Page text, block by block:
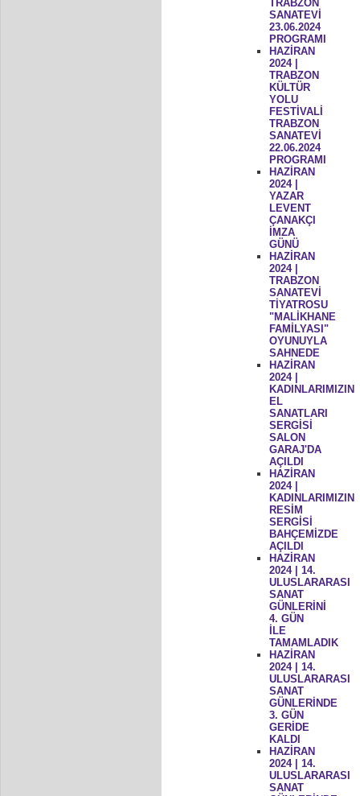
TRABZON
SANATEVİ
23.06.2024
PROGRAMI
HAZİRAN
2024 |
TRABZON
KÜLTÜR
YOLU
FESTİVALİ
TRABZON
SANATEVİ
22.06.2024
PROGRAMI
HAZİRAN
2024 |
YAZAR
LEVENT
ÇANAKÇI
İMZA
GÜNÜ
HAZİRAN
2024 |
TRABZON
SANATEVİ
TİYATROSU
"MALİKHANE
FAMİLYASI"
OYUNUYLA
SAHNEDE
HAZİRAN
2024 |
KADINLARIMIZIN
EL
SANATLARI
SERGİSİ
SALON
GARAJ'DA
AÇILDI
HAZİRAN
2024 |
KADINLARIMIZIN
RESİM
SERGİSİ
BAHÇEMİZDE
AÇILDI
HAZİRAN
2024 | 14.
ULUSLARARASI
SANAT
GÜNLERİNİ
4. GÜN
İLE
TAMAMLADIK
HAZİRAN
2024 | 14.
ULUSLARARASI
SANAT
GÜNLERİNDE
3. GÜN
GERİDE
KALDI
HAZİRAN
2024 | 14.
ULUSLARARASI
SANAT